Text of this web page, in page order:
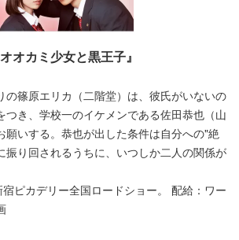
オオカミ少女と黒王子』
の篠原エリカ（二階堂）は、彼氏がいないの
つき、学校一のイケメンである佐田恭也（山
願いする。恭也が出した条件は自分への"絶
振り回されるうちに、いつしか二人の関係が
ピカデリー全国ロードショー。 配給：ワー